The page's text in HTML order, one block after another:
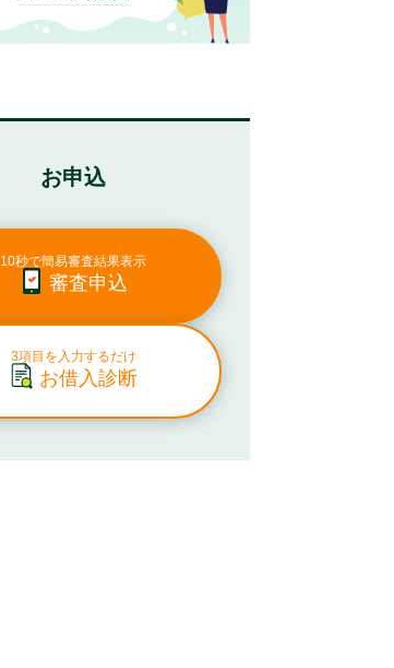
お申込
審査申込
10秒で簡易審査結果表示
お借入診断
3項目を入力するだけ